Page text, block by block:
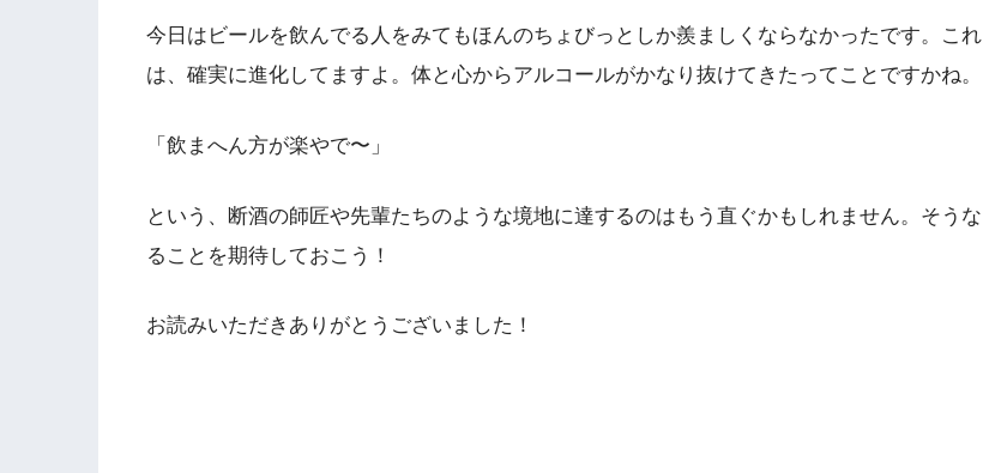
今日はビールを飲んでる人をみてもほんのちょびっとしか羨ましくならなかったです。これ
は、確実に進化してますよ。体と心からアルコールがかなり抜けてきたってことですかね。
「飲まへん方が楽やで〜」
という、断酒の師匠や先輩たちのような境地に達するのはもう直ぐかもしれません。そうな
ることを期待しておこう！
お読みいただきありがとうございました！